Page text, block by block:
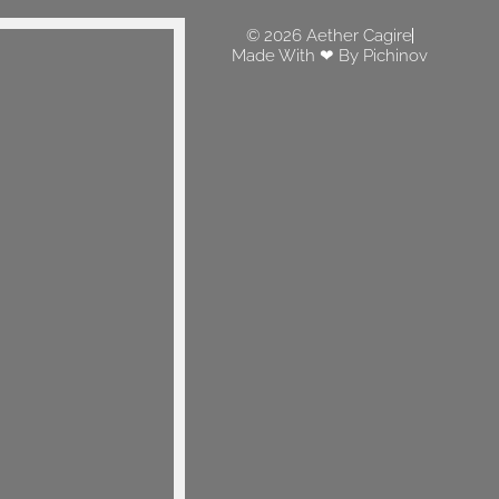
© 2026 Aether Cagire
Made With ❤ By Pichinov